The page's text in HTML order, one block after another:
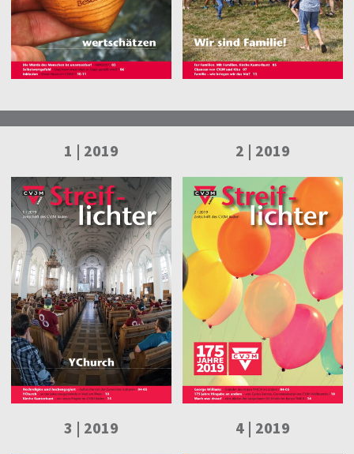
1 | 2019 2 | 2019
3 | 2019 4 | 2019